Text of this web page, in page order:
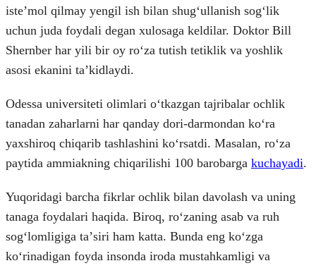
isteʼmol qilmay yengil ish bilan shugʻullanish sogʻlik
uchun juda foydali degan xulosaga keldilar. Doktor Bill
Shernber har yili bir oy roʻza tutish tetiklik va yoshlik
asosi ekanini taʼkidlaydi.
Odessa universiteti olimlari oʻtkazgan tajribalar ochlik
tanadan zaharlarni har qanday dori-darmondan koʻra
yaxshiroq chiqarib tashlashini koʻrsatdi. Masalan, roʻza
paytida ammiakning chiqarilishi 100 barobarga kuchayadi.
Yuqoridagi barcha fikrlar ochlik bilan davolash va uning
tanaga foydalari haqida. Biroq, roʻzaning asab va ruh
sogʻlomligiga taʼsiri ham katta. Bunda eng koʻzga
koʻrinadigan foyda insonda iroda mustahkamligi va